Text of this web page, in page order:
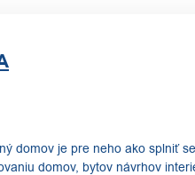
domov je pre neho ako splniť
domov, bytov návrhov